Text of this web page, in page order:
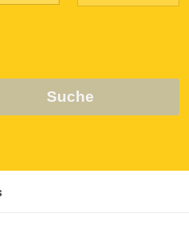
Suche